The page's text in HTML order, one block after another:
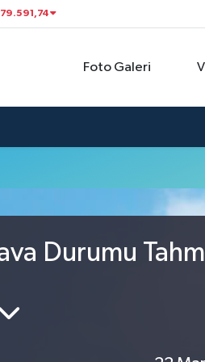
79.591,74
Foto Galeri
Durumu